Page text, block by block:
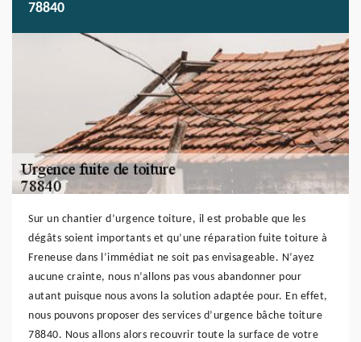
78840
Sur un chantier d’urgence toiture, il est probable que les
dégâts soient importants et qu’une réparation fuite toiture à
Freneuse dans l’immédiat ne soit pas envisageable. N’ayez
aucune crainte, nous n’allons pas vous abandonner pour
autant puisque nous avons la solution adaptée pour. En effet,
nous pouvons proposer des services d’urgence bâche toiture
78840. Nous allons alors recouvrir toute la surface de votre